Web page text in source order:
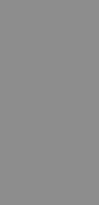
modelos
criar
com
se com
expressar